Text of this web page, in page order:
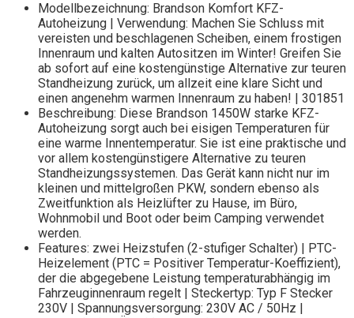
Modellbezeichnung: Brandson Komfort KFZ-
Autoheizung | Verwendung: Machen Sie Schluss mit
vereisten und beschlagenen Scheiben, einem frostigen
Innenraum und kalten Autositzen im Winter! Greifen Sie
ab sofort auf eine kostengünstige Alternative zur teuren
Standheizung zurück, um allzeit eine klare Sicht und
einen angenehm warmen Innenraum zu haben! | 301851
Beschreibung: Diese Brandson 1450W starke KFZ-
Autoheizung sorgt auch bei eisigen Temperaturen für
eine warme Innentemperatur. Sie ist eine praktische und
vor allem kostengünstigere Alternative zu teuren
Standheizungssystemen. Das Gerät kann nicht nur im
kleinen und mittelgroßen PKW, sondern ebenso als
Zweitfunktion als Heizlüfter zu Hause, im Büro,
Wohnmobil und Boot oder beim Camping verwendet
werden.
Features: zwei Heizstufen (2-stufiger Schalter) | PTC-
Heizelement (PTC = Positiver Temperatur-Koeffizient),
der die abgegebene Leistung temperaturabhängig im
Fahrzeuginnenraum regelt | Steckertyp: Typ F Stecker
230V | Spannungsversorgung: 230V AC / 50Hz |